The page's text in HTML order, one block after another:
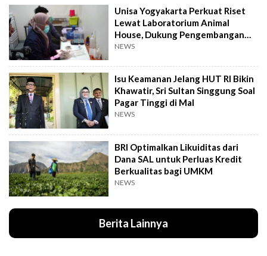
Unisa Yogyakarta Perkuat Riset
Lewat Laboratorium Animal
House, Dukung Pengembangan
Kandidat Obat
NEWS
Isu Keamanan Jelang HUT RI Bikin
Khawatir, Sri Sultan Singgung Soal
Pagar Tinggi di Mal
NEWS
BRI Optimalkan Likuiditas dari
Dana SAL untuk Perluas Kredit
Berkualitas bagi UMKM
NEWS
Berita Lainnya